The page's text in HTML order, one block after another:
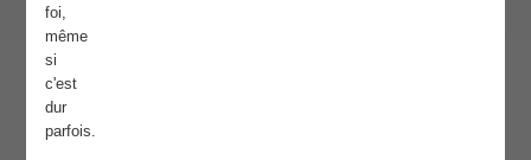
foi,
même
si
c'est
dur
parfois.